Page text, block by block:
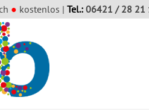
● kostenlos | Tel.: 06421 / 28 21